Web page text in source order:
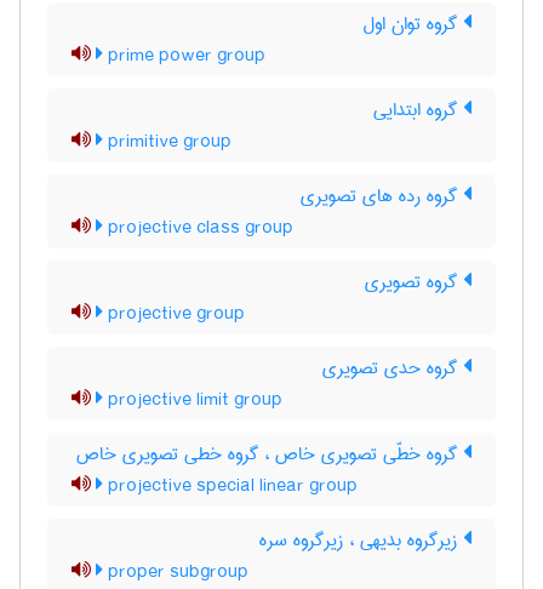
گروه توان اول
prime power group
گروه ابتدایی
primitive group
گروه رده های تصویری
projective class group
گروه تصویری
projective group
گروه حدی تصویری
projective limit group
گروه خطّی تصویری خاص ، گروه خطی تصویری خاص
projective special linear group
زیرگروه بدیهی ، زیرگروه سره
proper subgroup